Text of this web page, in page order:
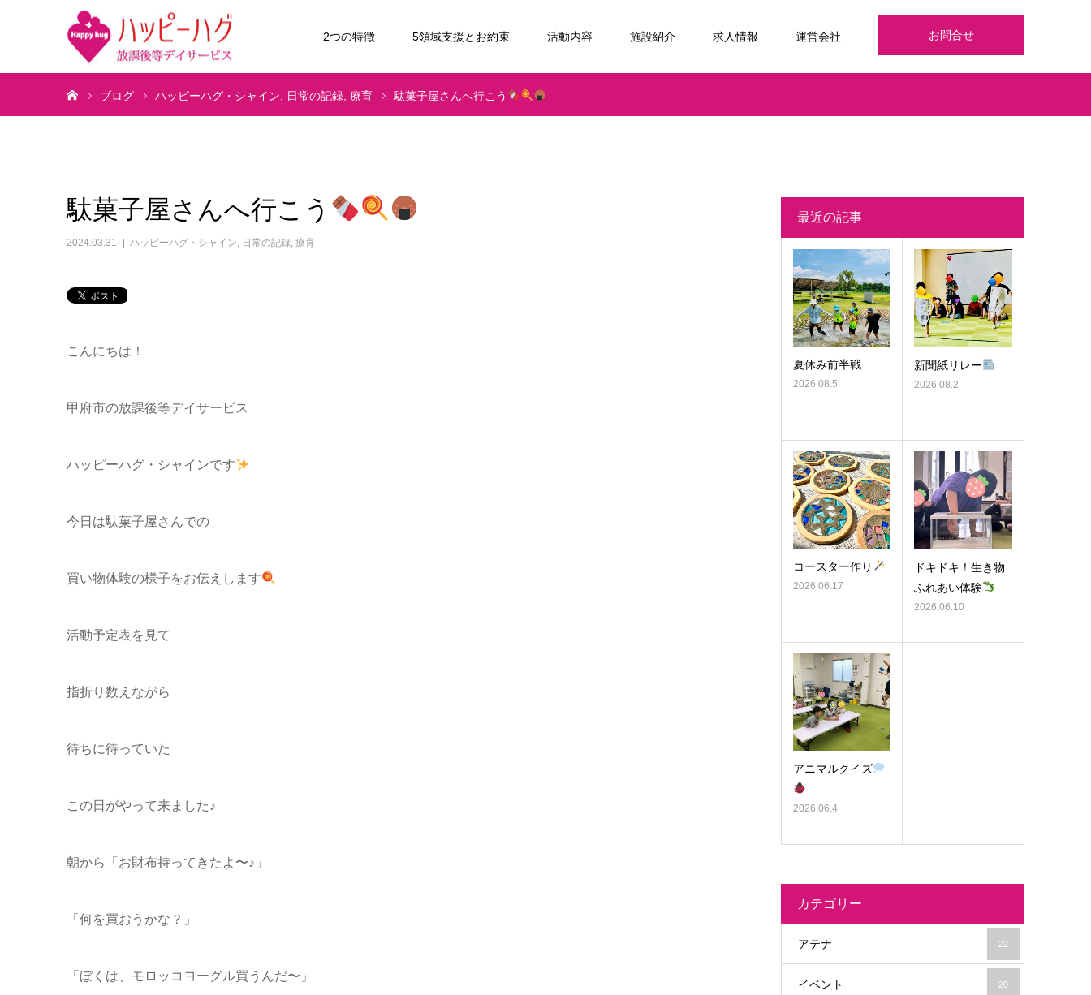
お問合せ
2つの特徴 5領域支援とお約束 活動内容 施設紹介 求人情報 運営会社
ブログ ハッピーハグ・シャイン 日常の記録 療育 駄菓子屋さんへ行こう
駄菓子屋さんへ行こう
2024.03.31 ハッピーハグ・シャイン, 日常の記録, 療育
こんにちは！
甲府市の放課後等デイサービス
ハッピーハグ・シャインです
今日は駄菓子屋さんでの
買い物体験の様子をお伝えします
活動予定表を見て
指折り数えながら
待ちに待っていた
この日がやって来ました♪
朝から「お財布持ってきたよ〜♪」
「何を買おうかな？」
「ぼくは、モロッコヨーグル買うんだ〜」
最近の記事
夏休み前半戦
2026.08.5
新聞紙リレー
2026.08.2
コースター作り
2026.06.17
ドキドキ！生き物
ふれあい体験
2026.06.10
アニマルクイズ
2026.06.4
カテゴリー
アテナ 22
イベント 20